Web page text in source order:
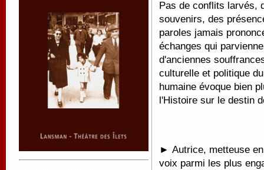
Pas de conflits larvés,
souvenirs, des
paroles jamais
échanges qui
d'anciennes
culturelle et politique
humaine évoque bien
l'Histoire sur le destin
► Autrice, metteuse
voix parmi les plus